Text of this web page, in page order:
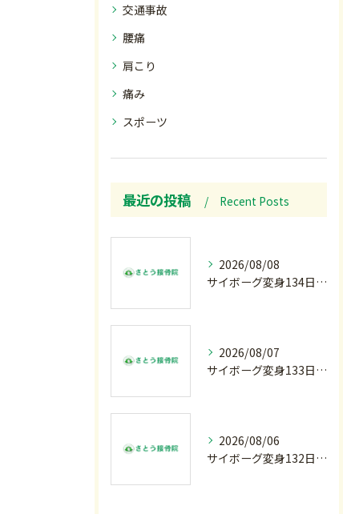
交通事故
腰痛
肩こり
痛み
スポーツ
最近の投稿 Recent Posts
2026/08/08
サイボーグ変身134日目.ゾロ目.お盆休み.甲子園.佐野日大.麦倉監督37年振り白星.柔道インターハイ.2歳ダリア賞.GⅢ.エルムS. GⅢ.レパードS. GⅢ.CBC賞.応援印…土曜の朝〜
2026/08/07
サイボーグ変身133日目.広島.原爆.81年.インターハイ初日.金曜の朝〜
2026/08/06
サイボーグ変身132日目.お知らせ.和歌山.インターハイ.柔道開幕…木曜の朝〜